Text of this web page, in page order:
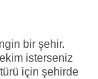
bir şehir.
isterseniz
için şehirde